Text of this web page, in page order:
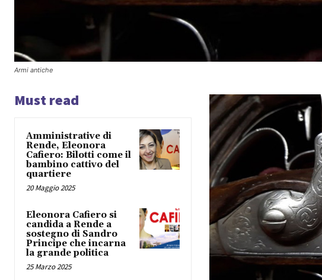
Armi antiche
Must read
Amministrative di
Rende, Eleonora
Cafiero: Bilotti come il
bambino cattivo del
quartiere
20 Maggio 2025
Eleonora Cafiero si
candida a Rende a
sostegno di Sandro
Principe che incarna
la grande politica
25 Marzo 2025